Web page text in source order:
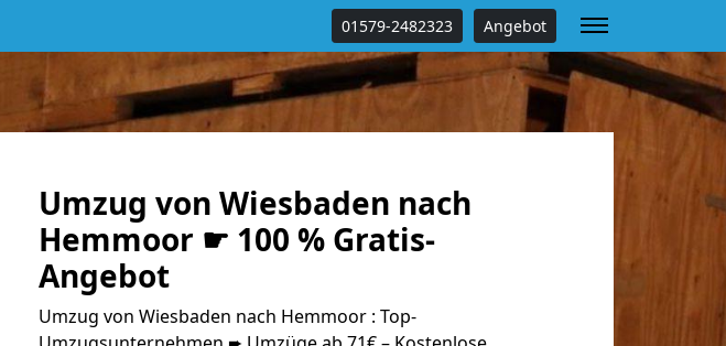
01579-2482323 Angebot
Umzug von Wiesbaden nach
Hemmoor ☛ 100 % Gratis-
Angebot
Umzug von Wiesbaden nach Hemmoor : Top-